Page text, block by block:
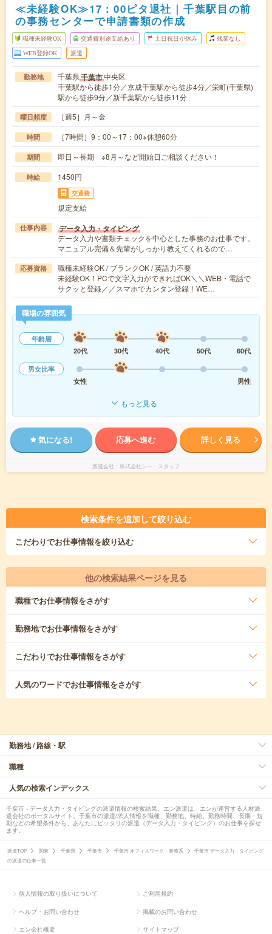
≪未経験OK≫17：00ピタ退社｜千葉駅目の前
の事務センターで申請書類の作成
職種未経験OK 交通費別途支給あり 土日祝日が休み 残業なし
WEB登録OK 派遣
勤務地 千葉県千葉市中央区
千葉駅から徒歩1分／京成千葉駅から徒歩4分／栄町(千葉県)
駅から徒歩9分／新千葉駅から徒歩11分
曜日頻度 ［週5］月～金
時間 ［7時間］9：00～17：00※休憩60分
期間 即日～長期 ※8月～など開始日ご相談ください！
時給 1450円
交通費
規定支給
仕事内容 データ入力・タイピング
データ入力や書類チェックを中心とした事務のお仕事です。
マニュアル完備＆先輩がしっかり教えてくれるので…
応募資格
職種未経験OK / ブランクOK / 英語力不要
未経験OK！PCで文字入力ができればOK＼＼WEB・電話で
サクッと登録／／スマホでカンタン登録！WE…
職場の雰囲気
年齢層
20代
30代 40代 50代
60代
男女比率
女性
男性
もっと見る
気になる! 応募へ進む 詳しく見る
派遣会社 株式会社シー・スタッフ
検索条件を追加して絞り込む
こだわりでお仕事情報を絞り込む
他の検索結果ページを見る
職種でお仕事情報をさがす
勤務地でお仕事情報をさがす
こだわりでお仕事情報をさがす
人気のワードでお仕事情報をさがす
勤務地 / 路線・駅
職種
人気の検索インデックス
千葉市 - データ入力・タイピングの派遣情報の検索結果。エン派遣は、エンが運営する人材派
遣会社のポータルサイト。千葉市の派遣/求人情報を職種、勤務地、時給、勤務時間、長期・短
期などの希望条件から、あなたにピッタリの派遣（データ入力・タイピング）のお仕事を探せ
ます。
派遣TOP 関東 千葉県 千葉市 千葉市 オフィスワーク・事務系
千葉市 データ入力・タイピング
の派遣の仕事一覧
個人情報の取り扱いについて ご利用規約
ヘルプ・お問い合わせ 掲載のお問い合わせ
エン会社概要 サイトマップ